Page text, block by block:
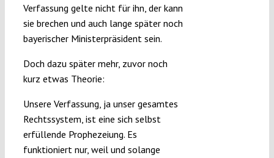
Projects
Verfassung gelte nicht für ihn, der kann
sie brechen und auch lange später noch
bayerischer Ministerpräsident sein.
Doch dazu später mehr, zuvor noch
kurz etwas Theorie:
Unsere Verfassung, ja unser gesamtes
Rechtssystem, ist eine sich selbst
erfüllende Prophezeiung. Es
funktioniert nur, weil und solange